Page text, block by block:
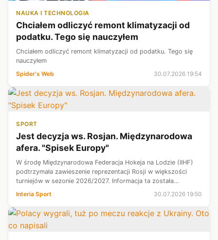
NAUKA I TECHNOLOGIA
Chciałem odliczyć remont klimatyzacji od
podatku. Tego się nauczyłem
Chciałem odliczyć remont klimatyzacji od podatku. Tego się
nauczyłem
Spider's Web
30.07.2026 19:54
SPORT
Jest decyzja ws. Rosjan. Międzynarodowa
afera. "Spisek Europy"
W środę Międzynarodowa Federacja Hokeja na Lodzie (IIHF)
podtrzymała zawieszenie reprezentacji Rosji w większości
turniejów w sezonie 2026/2027. Informacja ta została
Rosyjscy eksperci od r...
Interia Sport 30.07.2026 19:50